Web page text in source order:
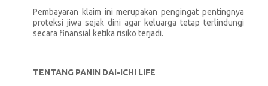
Pembayaran klaim ini merupakan pengingat pentingnya
proteksi jiwa sejak dini agar keluarga tetap terlindungi
secara finansial ketika risiko terjadi.
TENTANG PANIN DAI-ICHI LIFE